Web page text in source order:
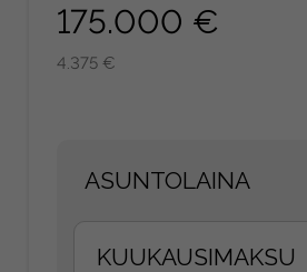
175.000 €
4.375 €
ASUNTOLAINA
KUUKAUSIMAKSU